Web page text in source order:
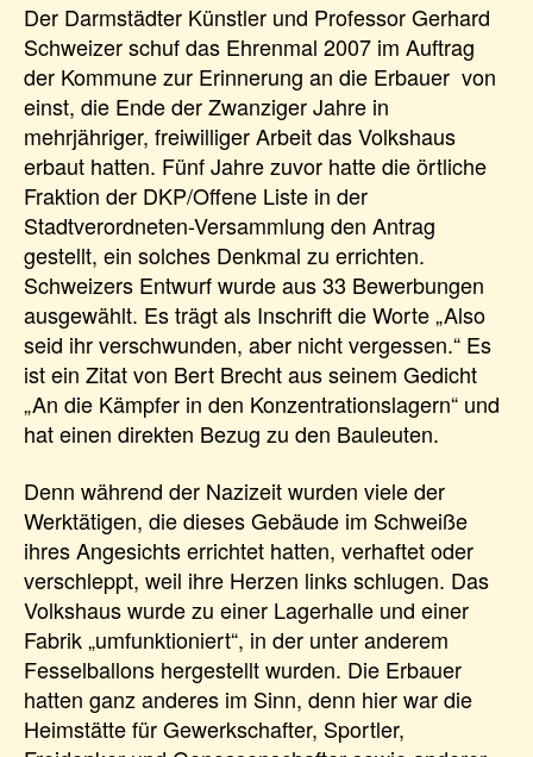
Der Darmstädter Künstler und Professor Gerhard
Schweizer schuf das Ehrenmal 2007 im Auftrag
der Kommune zur Erinnerung an die Erbauer von
einst, die Ende der Zwanziger Jahre in
mehrjähriger, freiwilliger Arbeit das Volkshaus
erbaut hatten. Fünf Jahre zuvor hatte die örtliche
Fraktion der DKP/Offene Liste in der
Stadtverordneten-Versammlung den Antrag
gestellt, ein solches Denkmal zu errichten.
Schweizers Entwurf wurde aus 33 Bewerbungen
ausgewählt. Es trägt als Inschrift die Worte „Also
seid ihr verschwunden, aber nicht vergessen.“ Es
ist ein Zitat von Bert Brecht aus seinem Gedicht
„An die Kämpfer in den Konzentrationslagern“ und
hat einen direkten Bezug zu den Bauleuten.
Denn während der Nazizeit wurden viele der
Werktätigen, die dieses Gebäude im Schweiße
ihres Angesichts errichtet hatten, verhaftet oder
verschleppt, weil ihre Herzen links schlugen. Das
Volkshaus wurde zu einer Lagerhalle und einer
Fabrik „umfunktioniert“, in der unter anderem
Fesselballons hergestellt wurden. Die Erbauer
hatten ganz anderes im Sinn, denn hier war die
Heimstätte für Gewerkschafter, Sportler,